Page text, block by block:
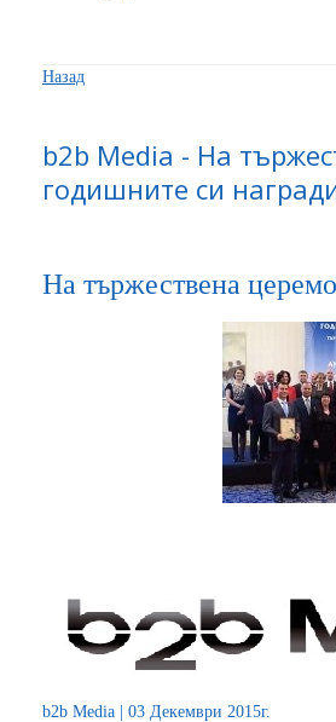
Назад
b2b Media - На
годишните си
На тържествена
b2b Media | 03 Декември 2015г.